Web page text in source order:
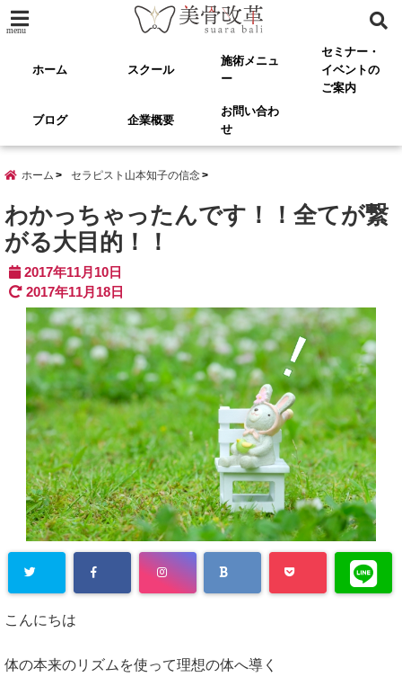
menu
ホーム スクール
施術メニュ
ー
セミナー・
イベントの
ご案内
ブログ 企業概要
お問い合わ
せ
ホーム セラピスト山本知子の信念
わかっちゃったんです！！全てが繋
がる大目的！！
2017年11月10日
2017年11月18日
defined array
key "Twitter"
こんにちは
体の本来のリズムを使って理想の体へ導く